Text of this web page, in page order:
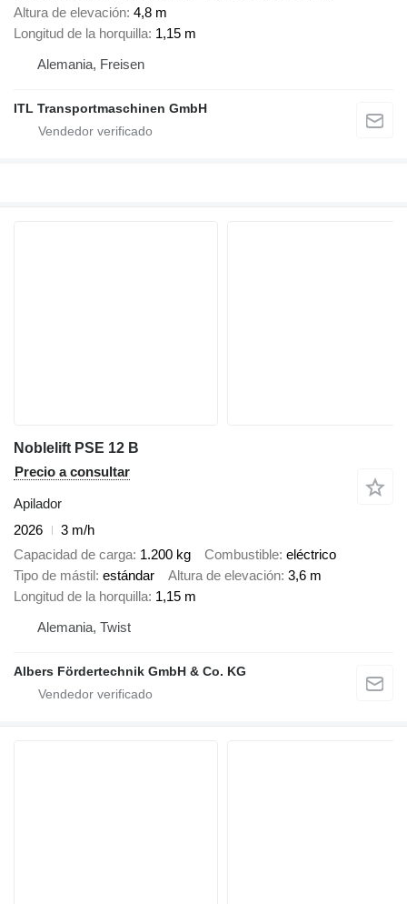
Altura de elevación 4,8 m
Longitud de la horquilla 1,15 m
Alemania, Freisen
ITL Transportmaschinen GmbH
Noblelift PSE 12 B
Precio a consultar
Apilador
2026
3 m/h
Capacidad de carga 1.200 kg Combustible eléctrico
Tipo de mástil estándar Altura de elevación 3,6 m
Longitud de la horquilla 1,15 m
Alemania, Twist
Albers Fördertechnik GmbH & Co. KG